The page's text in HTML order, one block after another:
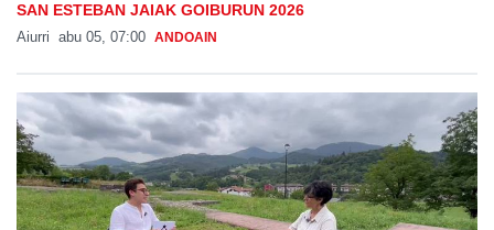
SAN ESTEBAN JAIAK GOIBURUN 2026
Aiurri abu 05, 07:00 ANDOAIN